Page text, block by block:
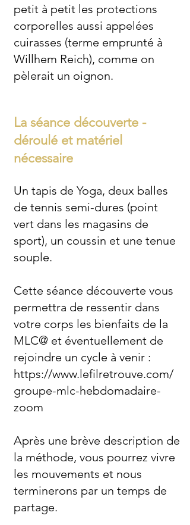
petit à petit les protections
corporelles aussi appelées
cuirasses (terme emprunté à
Willhem Reich), comme on
pèlerait un oignon.
La séance découverte -
déroulé et matériel
nécessaire
Un tapis de Yoga, deux balles
de tennis semi-dures (point
vert dans les magasins de
sport), un coussin et une tenue
souple.
Cette séance découverte vous
permettra de ressentir dans
votre corps les bienfaits de la
MLC@ et éventuellement de
rejoindre un cycle à venir :
https://www.lefilretrouve.com/
groupe-mlc-hebdomadaire-
zoom
Après une brève description de
la méthode, vous pourrez vivre
les mouvements et nous
terminerons par un temps de
partage.